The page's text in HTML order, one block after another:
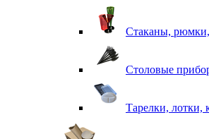
Стаканы,
Столовые
Тарелки, лотки,